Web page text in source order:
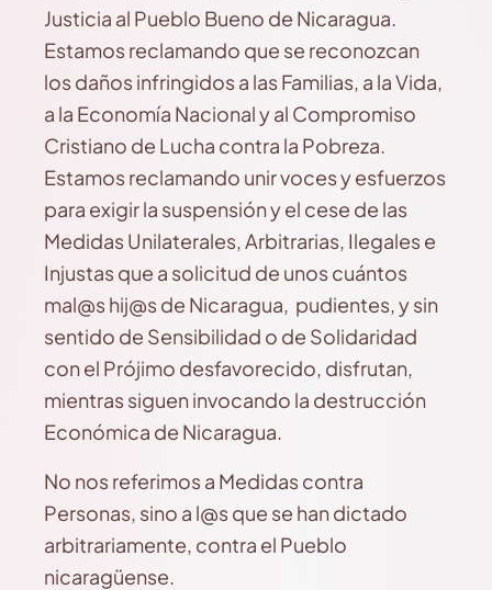
Justicia al Pueblo Bueno de Nicaragua.
Estamos reclamando que se reconozcan
los daños infringidos a las Familias, a la Vida,
a la Economía Nacional y al Compromiso
Cristiano de Lucha contra la Pobreza.
Estamos reclamando unir voces y esfuerzos
para exigir la suspensión y el cese de las
Medidas Unilaterales, Arbitrarias, Ilegales e
Injustas que a solicitud de unos cuántos
mal@s hij@s de Nicaragua, pudientes, y sin
sentido de Sensibilidad o de Solidaridad
con el Prójimo desfavorecido, disfrutan,
mientras siguen invocando la destrucción
Económica de Nicaragua.
No nos referimos a Medidas contra
Personas, sino a l@s que se han dictado
arbitrariamente, contra el Pueblo
nicaragüense.